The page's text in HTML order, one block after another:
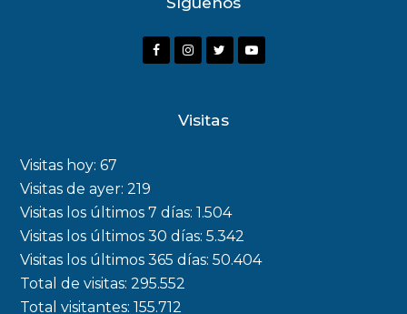
F
o
k
I
a
m
r
Y
Visitas
Visitas hoy:67
Visitas de ayer:219
Visitas los últimos 7 días:1.504
Visitas los últimos 30 días:5.342
Visitas los últimos 365 días:50.404
Total de visitas:295.552
Total visitantes:155.712